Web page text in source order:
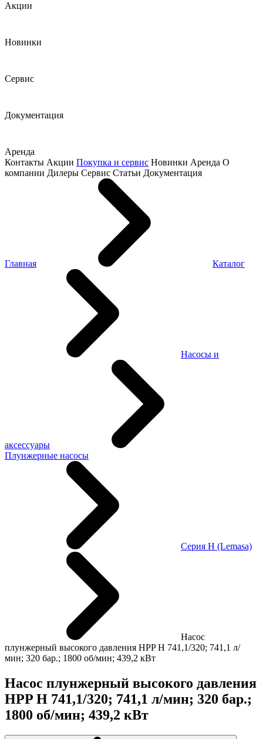
Акции
Новинки
Сервис
Документация
Аренда
Контакты Акции Покупка и сервис Новинки Аренда О
компании Дилеры Сервис Статьи Документация
Главная Каталог
Насосы и
аксессуары
Плунжерные насосы
Серия H (Lemasa)
Насос
плунжерный высокого давления HPP H 741,1/320; 741,1 л/
мин; 320 бар.; 1800 об/мин; 439,2 кВт
Насос плунжерный высокого давления
HPP H 741,1/320; 741,1 л/мин; 320 бар.;
1800 об/мин; 439,2 кВт